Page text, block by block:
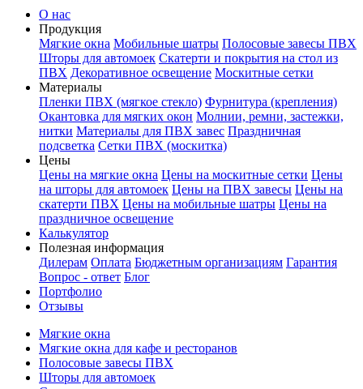
О нас
Продукция
Мягкие окна Мобильные шатры Полосовые завесы ПВХ
Шторы для автомоек Скатерти и покрытия на стол из
ПВХ Декоративное освещение Москитные сетки
Материалы
Пленки ПВХ (мягкое стекло) Фурнитура (крепления)
Окантовка для мягких окон Молнии, ремни, застежки,
нитки Материалы для ПВХ завес Праздничная
подсветка Сетки ПВХ (москитка)
Цены
Цены на мягкие окна Цены на москитные сетки Цены
на шторы для автомоек Цены на ПВХ завесы Цены на
скатерти ПВХ Цены на мобильные шатры Цены на
праздничное освещение
Калькулятор
Полезная информация
Дилерам Оплата Бюджетным организациям Гарантия
Вопрос - ответ Блог
Портфолио
Отзывы
Мягкие окна
Мягкие окна для кафе и ресторанов
Полосовые завесы ПВХ
Шторы для автомоек